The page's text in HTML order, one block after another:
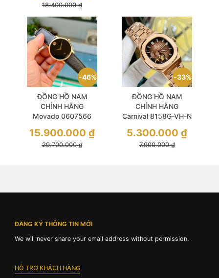
18.400.000₫
46%
ĐỒNG HỒ NAM
CHÍNH HÃNG
Movado 0607566
Classic Black Dial &
Leather Sapphire
29.700.000₫
15.900.000 ₫
33%
ĐỒNG HỒ NAM
CHÍNH HÃNG
Carnival 8158G-VH-N
Sapphire Stainless
7.900.000₫
5.300.000 ₫
ĐĂNG KÝ THÔNG TIN MỚI
We will never share your email address without permission.
HỖ TRỢ KHÁCH HÀNG